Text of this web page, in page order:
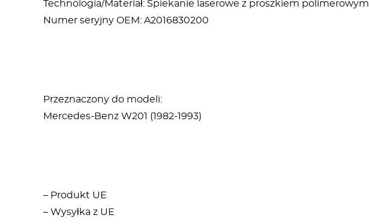
Technologia/Materiał: Spiekanie laserowe z proszkiem polimerowym
Numer seryjny OEM: A2016830200
Przeznaczony do modeli:
Mercedes-Benz W201 (1982-1993)
– Produkt UE
– Wysyłka z UE